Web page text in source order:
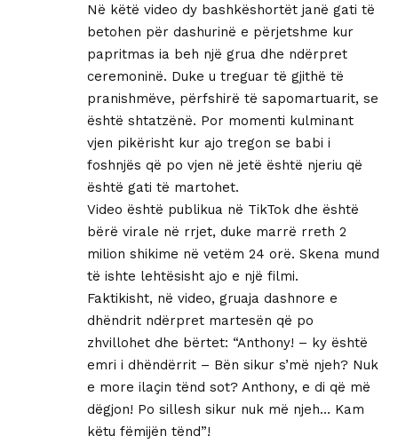
Në këtë video dy bashkëshortët janë gati të
betohen për dashurinë e përjetshme kur
papritmas ia beh një grua dhe ndërpret
ceremoninë. Duke u treguar të gjithë të
pranishmëve, përfshirë të sapomartuarit, se
është shtatzënë. Por momenti kulminant
vjen pikërisht kur ajo tregon se babi i
foshnjës që po vjen në jetë është njeriu që
është gati të martohet.
Video është publikua në TikTok dhe është
bërë virale në rrjet, duke marrë rreth 2
milion shikime në vetëm 24 orë. Skena mund
të ishte lehtësisht ajo e një filmi.
Faktikisht, në video, gruaja dashnore e
dhëndrit ndërpret martesën që po
zhvillohet dhe bërtet: “Anthony! – ky është
emri i dhëndërrit – Bën sikur s’më njeh? Nuk
e more ilaçin tënd sot? Anthony, e di që më
dëgjon! Po sillesh sikur nuk më njeh… Kam
këtu fëmijën tënd”!